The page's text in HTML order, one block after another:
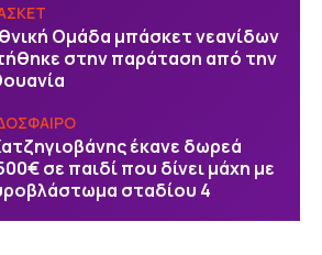
Ομάδα μπάσκετ νεανίδων
στην παράταση από την
έκανε δωρεά
σε παιδί που δίνει μάχη με
σταδίου 4